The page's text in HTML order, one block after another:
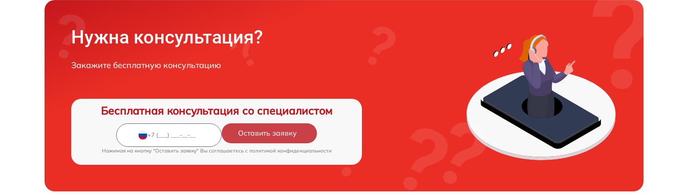
Нужна консультация?
Закажите бесплатную консультацию
Бесплатная консультация со специалистом
Оставить заявку
Нажимая на кнопку "Оставить заявку" Вы соглашаетесь c политикой конфиденциальности